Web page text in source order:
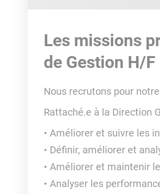
Les missions
de Gestion H/F
Nous recrutons pour
Rattaché.e à la Direction
Améliorer et suivre les
Définir, améliorer et
Améliorer et maintenir
Analyser les